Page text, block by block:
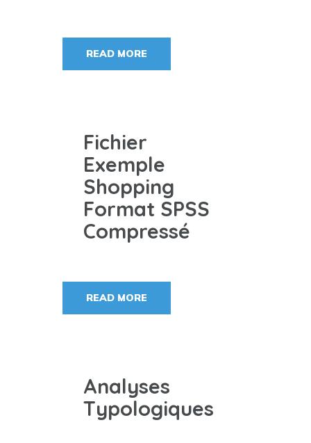
READ MORE
Fichier
Exemple
Shopping
Format SPSS
Compressé
READ MORE
Analyses
Typologiques